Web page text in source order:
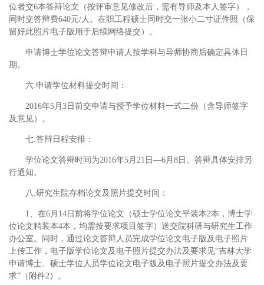
位者交6本答辩论文（按评审意见修改后，需有导师及本人签字），
同时交答辩费640元/人。在职工程硕士同时交一张小二寸证件照（保
留好此照片电子版用于后续网络提交）。
申请博士学位论文答辩申请人按学科与导师协商后确定具体日
期。
六.申请学位材料提交时间：
2016年5月3日前交申请与授予学位材料一式二份（含导师签字
及意见）。
七.答辩日程安排：
学位论文答辩时间为2016年5月21日—6月8日。答辩具体安排另
行通知。
八.研究生院存档论文及照片提交时间：
1、在6月14日前将学位论文（硕士学位论文平装本2本，博士学
位论文精装本4本，均需按要求项目签字）送交院科研与研究生工作
办公室。同时，通过论文答辩人员完成学位论文电子版及电子照片
上传工作，电子版学位论文及电子照片提交办法及要求见“吉林大学
申请博士、硕士学位人员学位论文电子版及电子照片提交办法及要
求”（附件2）。